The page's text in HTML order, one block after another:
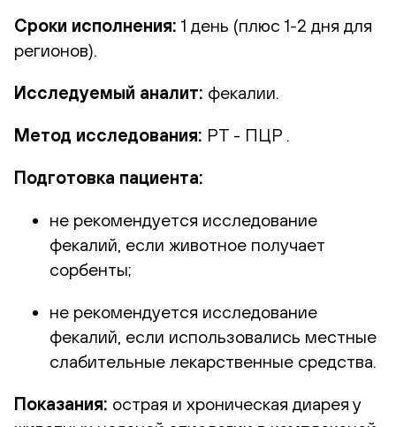
Сроки исполнения: 1 день (плюс 1-2 дня для
регионов).
Исследуемый аналит: фекалии.
Метод исследования: РТ - ПЦР .
Подготовка пациента:
не рекомендуется исследование
фекалий, если животное получает
сорбенты;
не рекомендуется исследование
фекалий, если использовались местные
слабительные лекарственные средства.
Показания: острая и хроническая диарея у